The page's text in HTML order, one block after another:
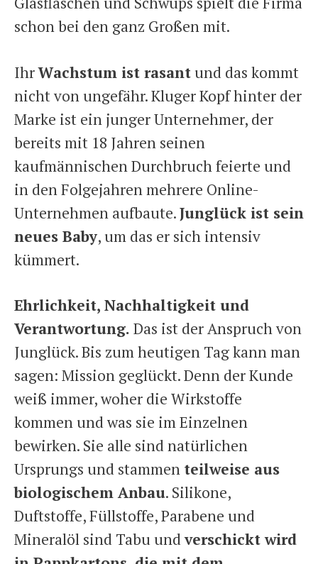
schon bei den ganz Großen mit.
IhrWachstum ist rasant und das kommt
nicht von ungefähr. Kluger Kopf hinter der
Marke ist ein junger Unternehmer, der
bereits mit 18 Jahren seinen
kaufmännischen Durchbruch feierte und
in den Folgejahren mehrere Online-
Unternehmen aufbaute.Junglück ist sein
neues Baby, um das er sich intensiv
kümmert.
Ehrlichkeit, Nachhaltigkeit und
Verantwortung. Das ist der Anspruch von
Junglück. Bis zum heutigen Tag kann man
sagen: Mission geglückt. Denn der Kunde
weiß immer, woher die Wirkstoffe
kommen und was sie im Einzelnen
bewirken. Sie alle sind natürlichen
Ursprungs und stammen teilweise aus
biologischem Anbau. Silikone,
Duftstoffe, Füllstoffe, Parabene und
Mineralöl sind Tabu undverschickt wird